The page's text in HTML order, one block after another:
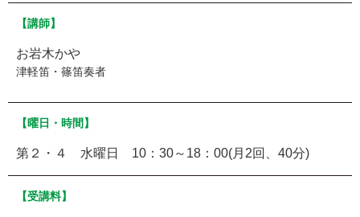
【講師】
お岩木かや
津軽笛・篠笛奏者
【曜日・時間】
第２・４ 水曜日 10：30～18：00(月2回、40分)
【受講料】